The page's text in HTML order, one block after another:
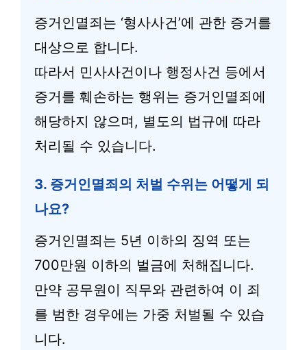
증거인멸죄는 ‘형사사건’에 관한 증거를
대상으로 합니다.
따라서 민사사건이나 행정사건 등에서
증거를 훼손하는 행위는 증거인멸죄에
해당하지 않으며, 별도의 법규에 따라
처리될 수 있습니다.
3. 증거인멸죄의 처벌 수위는 어떻게 되
나요?
증거인멸죄는 5년 이하의 징역 또는
700만원 이하의 벌금에 처해집니다.
만약 공무원이 직무와 관련하여 이 죄
를 범한 경우에는 가중 처벌될 수 있습
니다.